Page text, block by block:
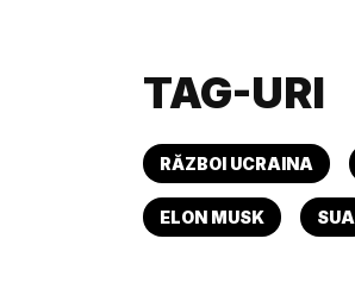
TAG-URI
RĂZBOI UCRAINA
ELON MUSK SUA